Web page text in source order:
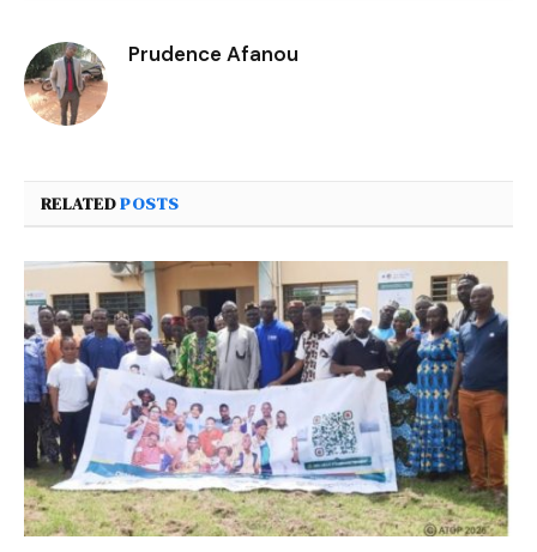
Prudence Afanou
RELATEDPOSTS